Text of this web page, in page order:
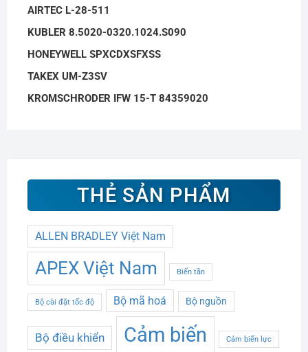
AIRTEC L-28-511
KUBLER 8.5020-0320.1024.S090
HONEYWELL SPXCDXSFXSS
TAKEX UM-Z3SV
KROMSCHRODER IFW 15-T 84359020
THẺ SẢN PHẨM
ALLEN BRADLEY Việt Nam
APEX Việt Nam Biến tần
Bộ cài đặt tốc độ Bộ mã hoá Bộ nguồn
Bộ điều khiển Cảm biến Cảm biến lực